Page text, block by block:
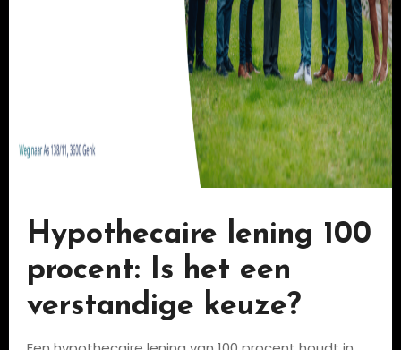
Hypothecaire lening 100
procent: Is het een
verstandige keuze?